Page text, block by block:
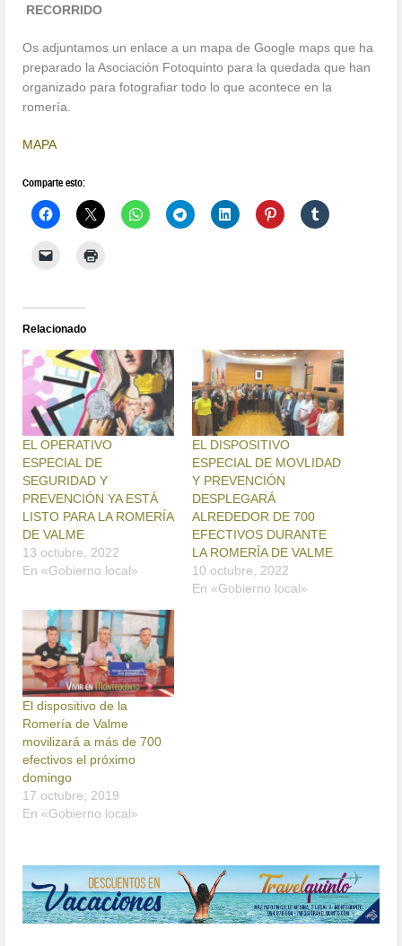
RECORRIDO
Os adjuntamos un enlace a un mapa de Google maps que ha
preparado la Asociación Fotoquinto para la quedada que han
organizado para fotografiar todo lo que acontece en la
romería.
MAPA
Comparte esto:
Relacionado
EL OPERATIVO
ESPECIAL DE
SEGURIDAD Y
PREVENCIÓN YA ESTÁ
LISTO PARA LA ROMERÍA
DE VALME
13 octubre, 2022
En «Gobierno local»
EL DISPOSITIVO
ESPECIAL DE MOVLIDAD
Y PREVENCIÓN
DESPLEGARÁ
ALREDEDOR DE 700
EFECTIVOS DURANTE
LA ROMERÍA DE VALME
10 octubre, 2022
En «Gobierno local»
El dispositivo de la
Romería de Valme
movilizará a más de 700
efectivos el próximo
domingo
17 octubre, 2019
En «Gobierno local»